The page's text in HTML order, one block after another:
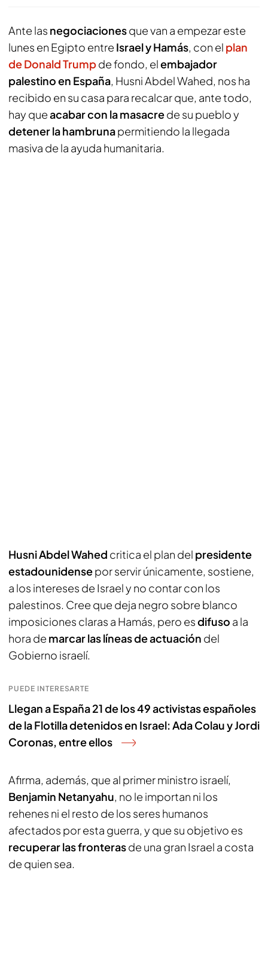
Ante las negociacionesque van a empezar este
lunes en Egipto entre Israel y Hamás, con el plan
de Donald Trumpde fondo, elembajador
palestino en España, Husni Abdel Wahed, nos ha
recibido en su casa para recalcar que, ante todo,
hay queacabar con la masacrede su pueblo y
detener la hambrunapermitiendo la llegada
masiva de la ayuda humanitaria.
Husni Abdel Wahed critica el plan del presidente
estadounidensepor servir únicamente, sostiene,
a los intereses de Israel y no contar con los
palestinos. Cree que deja negro sobre blanco
imposiciones claras a Hamás, pero esdifuso a la
hora de marcar las líneas de actuación del
Gobierno israelí.
PUEDE INTERESARTE
Llegan a España 21 de los 49 activistas españoles
de la Flotilla detenidos en Israel: Ada Colau y Jordi
Coronas, entre ellos
Afirma, además, que al primer ministro israelí,
Benjamin Netanyahu, no le importan ni los
rehenes ni el resto de los seres humanos
afectados por esta guerra, y que su objetivo es
recuperar las fronterasde una gran Israel a costa
de quien sea.